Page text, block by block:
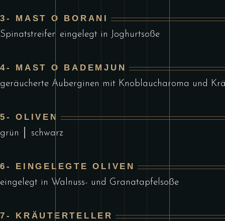
3- MAST O BORANI
Spinatstreifen eingelegt in Joghurtsoße
4- MAST O BADEMJUN
geräucherte Auberginen mit Knoblaucharoma und
5- OLIVEN
grün │ schwarz
6- EINGELEGTE OLIVEN
eingelegt in Walnuss- und Granatapfelsoße
7- KRÄUTERTELLER